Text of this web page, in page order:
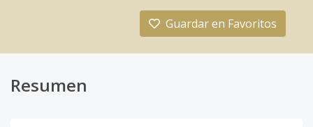
Guardar en Favoritos
Resumen